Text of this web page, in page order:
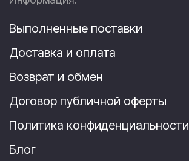
Выполненные поставки
Доставка и оплата
Возврат и обмен
Договор публичной оферты
Политика конфиденциальности
Блог